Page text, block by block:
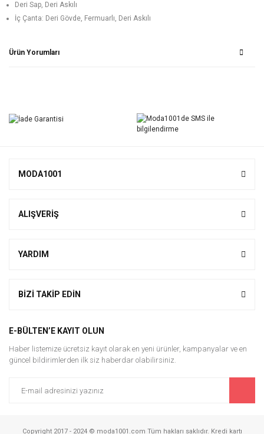
Deri Sap, Deri Askılı
İç Çanta: Deri Gövde, Fermuarlı, Deri Askılı
Ürün Yorumları
Yorum Yaz
MODA1001
ALIŞVERİŞ
YARDIM
BİZİ TAKİP EDİN
E-BÜLTEN’E KAYIT OLUN
Haber listemize ücretsiz kayıt olarak en yeni ürünler, kampanyalar ve en
güncel bildirimlerden ilk siz haberdar olabilirsiniz.
Copyright 2017 - 2024 © moda1001.com Tüm hakları saklıdır. Kredi kartı